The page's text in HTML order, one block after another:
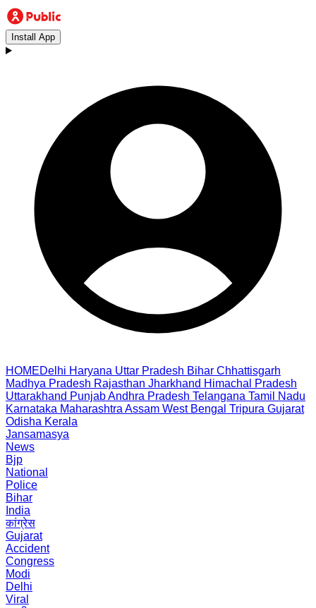
Install App
HOMEDelhi Haryana Uttar Pradesh Bihar Chhattisgarh
Madhya Pradesh Rajasthan Jharkhand Himachal Pradesh
Uttarakhand PunjabAndhra Pradesh Telangana Tamil Nadu
Karnataka Maharashtra Assam West Bengal Tripura Gujarat
Odisha Kerala
Jansamasya
News
Bjp
National
Police
Bihar
India
कांग्रेस
Gujarat
Accident
Congress
Modi
Delhi
Viral